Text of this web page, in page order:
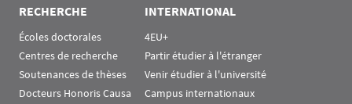
RECHERCHE
Écoles doctorales
Centres de recherche
Soutenances de thèses
Docteurs Honoris Causa
INTERNATIONAL
4EU+
Partir étudier à l'étranger
Venir étudier à l'université
Campus internationaux